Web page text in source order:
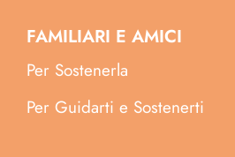
FAMILIARI E AMICI
Per Sostenerla
Per Guidarti e Sostenerti